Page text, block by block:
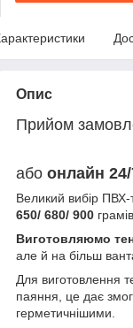
Опис
Прийом
або онлайн
Великий вибір ПВХ-
650/ 680/ 900
Виготовляюмо
але й на більш
Для виготовлення
паяння, це дає
герметичнішими.